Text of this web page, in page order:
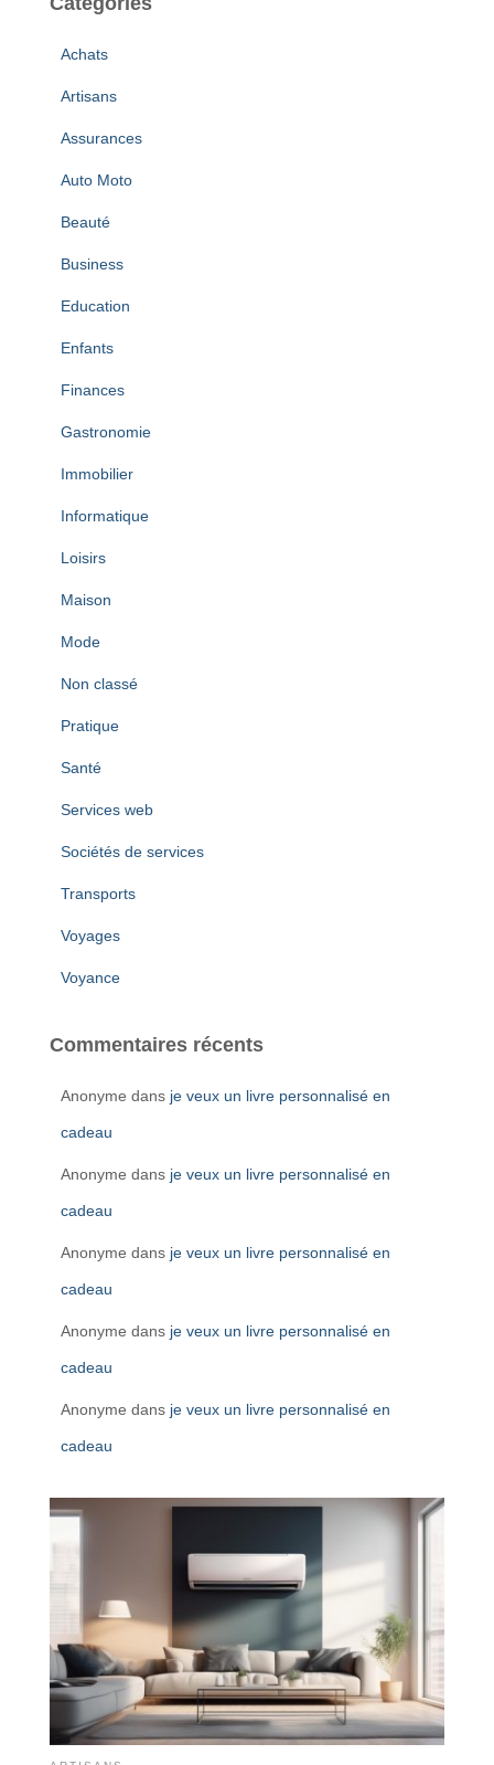
Achats
Artisans
Assurances
Auto Moto
Beauté
Business
Education
Enfants
Finances
Gastronomie
Immobilier
Informatique
Loisirs
Maison
Mode
Non classé
Pratique
Santé
Services web
Sociétés de services
Transports
Voyages
Voyance
Commentaires récents
Anonyme dans je veux un livre personnalisé en
cadeau
Anonyme dans je veux un livre personnalisé en
cadeau
Anonyme dans je veux un livre personnalisé en
cadeau
Anonyme dans je veux un livre personnalisé en
cadeau
Anonyme dans je veux un livre personnalisé en
cadeau